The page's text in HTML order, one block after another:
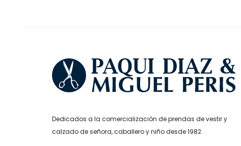
Dedicados a la comercialización de prendas de vestir y
calzado de señora, caballero y niño desde 1982.